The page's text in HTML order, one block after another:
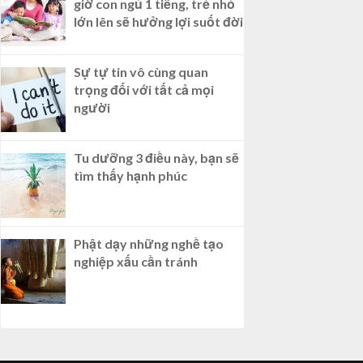
giờ con ngủ 1 tiếng, trẻ nhỏ
lớn lên sẽ hưởng lợi suốt đời
Sự tự tin vô cùng quan
trọng đối với tất cả mọi
người
Tu dưỡng 3 điều này, bạn sẽ
tìm thấy hạnh phúc
Phật dạy những nghề tạo
nghiệp xấu cần tránh